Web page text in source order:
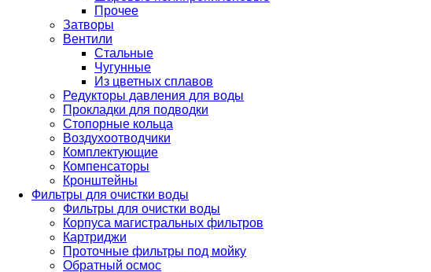
Прочее
Затворы
Вентили
Стальные
Чугунные
Из цветных сплавов
Редукторы давления для воды
Прокладки для подводки
Стопорные кольца
Воздухоотводчики
Комплектующие
Компенсаторы
Кронштейны
Фильтры для очистки воды
Фильтры для очистки воды
Корпуса магистральных фильтров
Картриджи
Проточные фильтры под мойку
Обратный осмос